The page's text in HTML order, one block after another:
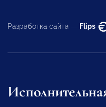
Разработка сайта — Flips